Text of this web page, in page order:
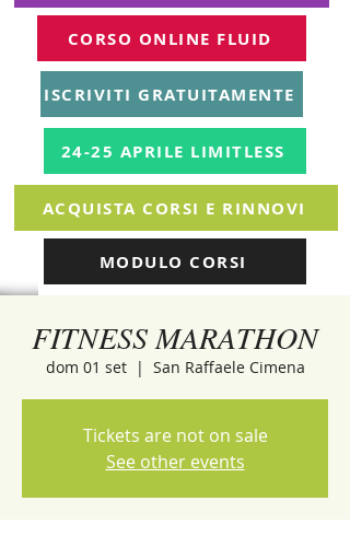
CORSO ONLINE FLUID
ISCRIVITI GRATUITAMENTE
24-25 APRILE LIMITLESS
ACQUISTA CORSI E RINNOVI
MODULO CORSI
FITNESS MARATHON
dom 01 set
  |
San Raffaele Cimena
Tickets are not on sale
See other events